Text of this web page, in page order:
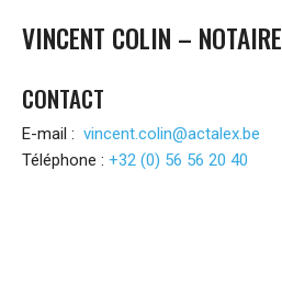
VINCENT COLIN – NOTAIRE
CONTACT
E-mail : vincent.colin@actalex.be
Téléphone : +32 (0) 56 56 20 40